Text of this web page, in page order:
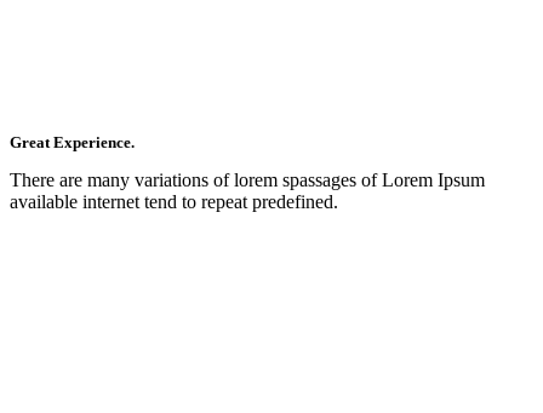
Great Experience.
There are many variations of lorem spassages of Lorem Ipsum
available internet tend to repeat predefined.